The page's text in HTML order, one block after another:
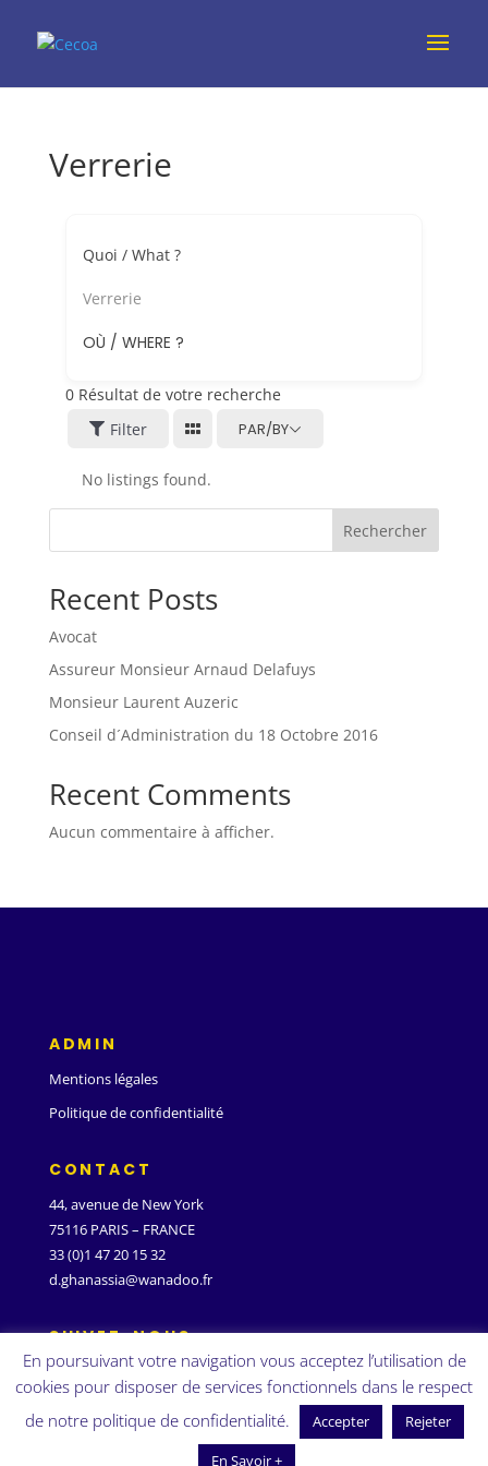
Verrerie
Quoi / What ?
Verrerie
OÙ / WHERE ?
0Résultat de votre recherche
Filter
PAR/BY
No listings found.
Rechercher
Recent Posts
Avocat
Assureur Monsieur Arnaud Delafuys
Monsieur Laurent Auzeric
Conseil d´Administration du 18 Octobre 2016
Recent Comments
Aucun commentaire à afficher.
ADMIN
Mentions légales
Politique de confidentialité
CONTACT
44, avenue de New York
75116 PARIS – FRANCE
33 (0)1 47 20 15 32
d.ghanassia@wanadoo.fr
SUIVEZ-NOUS
En poursuivant votre navigation vous acceptez l’utilisation de
cookies pour disposer de services fonctionnels dans le respect
de notre politique de confidentialité.
Accepter
Rejeter
En Savoir +